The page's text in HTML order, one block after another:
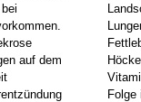
auf dem
Folge